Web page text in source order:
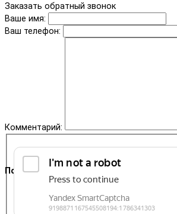
Поддержка
Заказать обратный звонок
Ваше имя:
Ваш телефон:
Комментарий: